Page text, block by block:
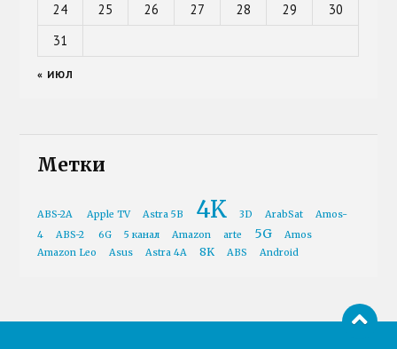
24
25 26 27 28 29
30
31
« ИЮЛ
Метки
ABS-2A Apple TV Astra 5B 4K 3D ArabSat
Amos-
4
ABS-2 6G 5 канал Amazon arte 5G
Amos
Amazon Leo
Asus Astra 4A 8K ABS Android